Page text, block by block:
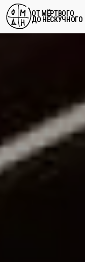
ОТ МЁРТВОГО
ДО НЕСКУЧНОГО